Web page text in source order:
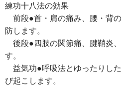
練功十八法の効果
前段●首・肩の痛み、腰・背
防します。
後段●四肢の関節痛、腱鞘炎
す。
益気功●呼吸法とゆったりし
び起こします。